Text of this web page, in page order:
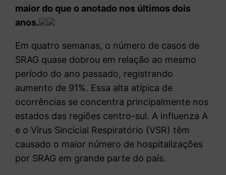
maior do que o anotado nos últimos dois
anos.
Em quatro semanas, o número de casos de
SRAG quase dobrou em relação ao mesmo
período do ano passado, registrando
aumento de 91%. Essa alta atípica de
ocorrências se concentra principalmente nos
estados das regiões centro-sul. A influenza A
e o Vírus Sincicial Respiratório (VSR) têm
causado o maior número de hospitalizações
por SRAG em grande parte do país.